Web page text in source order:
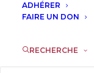
ADHÉRER
FAIRE UN DON
RECHERCHE